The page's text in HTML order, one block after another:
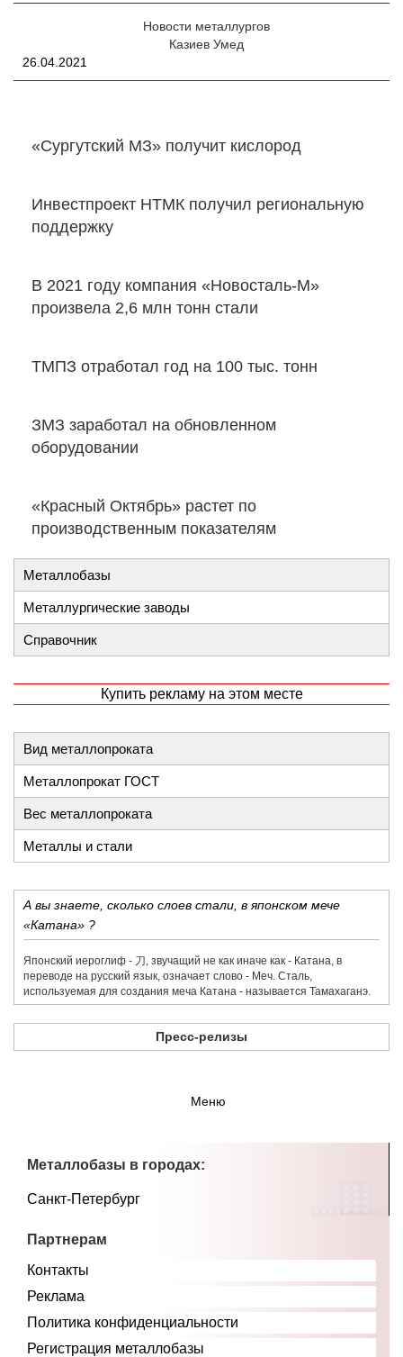
Новости металлургов
Казиев Умед
26.04.2021
«Сургутский МЗ» получит кислород
Инвестпроект НТМК получил региональную
поддержку
В 2021 году компания «Новосталь-М»
произвела 2,6 млн тонн стали
ТМПЗ отработал год на 100 тыс. тонн
ЗМЗ заработал на обновленном
оборудовании
«Красный Октябрь» растет по
производственным показателям
Металлобазы
Металлургические заводы
Справочник
Купить рекламу на этом месте
Вид металлопроката
Металлопрокат ГОСТ
Вес металлопроката
Металлы и стали
А вы знаете, сколько слоев стали, в японском мече
«Катана» ?
Японский иероглиф - 刀,​ звучащий не как иначе как - Катана, в
переводе на русский язык, означает слово - Меч. Сталь,
используемая для создания меча Катана - называется Тамахаганэ.
Пресс-релизы
Меню
Металлобазы в городах:
Санкт-Петербург
Партнерам
Контакты
Реклама
Политика конфиденциальности
Регистрация металлобазы